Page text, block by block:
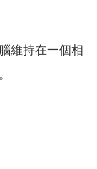
維持在一個相